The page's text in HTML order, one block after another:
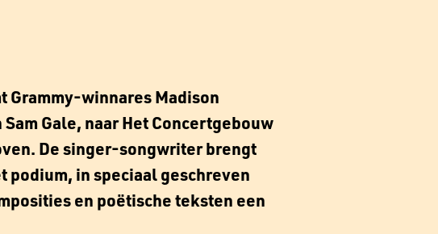
Grammy-winnares Madison
Gale, naar Het Concertgebouw
De singer-songwriter brengt
podium, in speciaal geschreven
en poëtische teksten een